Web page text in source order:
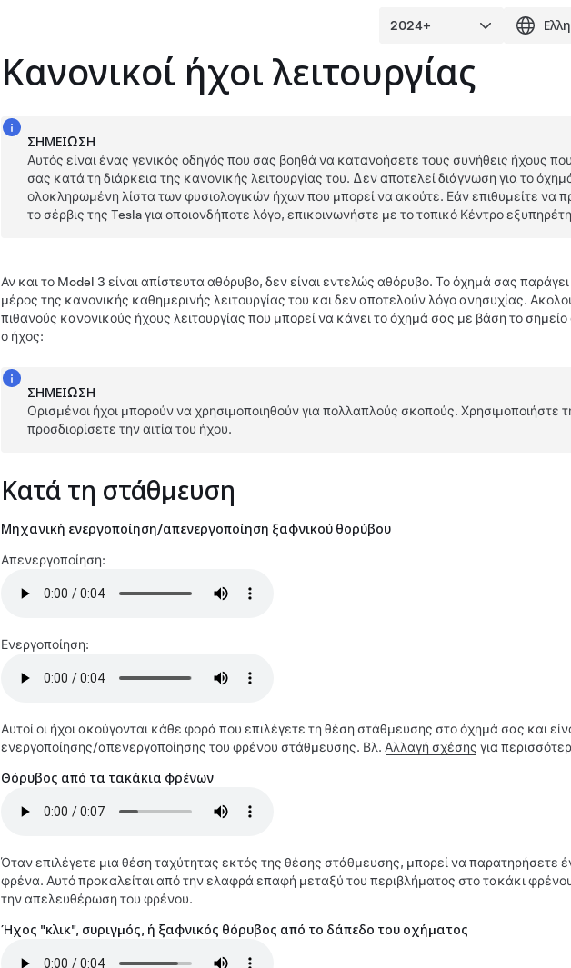
Κανονικοί ήχοι λειτουργίας
ΣΗΜΕΊΩΣΗ
Αυτός είναι ένας γενικός οδηγός που σας βοηθά να κατανοήσετε τους συνήθεις ήχους
σας κατά τη διάρκεια της κανονικής λειτουργίας του. Δεν αποτελεί διάγνωση για το
ολοκληρωμένη λίστα των φυσιολογικών ήχων που μπορεί να ακούτε. Εάν επιθυμείτε να
το σέρβις της Tesla για οποιονδήποτε λόγο, επικοινωνήστε με το τοπικό Κέντρο
Αν και το Model 3 είναι απίστευτα αθόρυβο, δεν είναι εντελώς αθόρυβο. Το όχημά σας
μέρος της κανονικής καθημερινής λειτουργίας του και δεν αποτελούν λόγο ανησυχίας.
πιθανούς κανονικούς ήχους λειτουργίας που μπορεί να κάνει το όχημά σας με βάση το σημείο
ο ήχος:
ΣΗΜΕΊΩΣΗ
Ορισμένοι ήχοι μπορούν να χρησιμοποιηθούν για πολλαπλούς σκοπούς. Χρησιμοποιήστε
προσδιορίσετε την αιτία του ήχου.
Κατά τη στάθμευση
Μηχανική ενεργοποίηση/απενεργοποίηση ξαφνικού θορύβου
Απενεργοποίηση:
Ενεργοποίηση:
Αυτοί οι ήχοι ακούγονται κάθε φορά που επιλέγετε τη θέση στάθμευσης στο όχημά σας και
ενεργοποίησης/απενεργοποίησης του φρένου στάθμευσης. Βλ. Αλλαγή σχέσης για
Θόρυβος από τα τακάκια φρένων
Όταν επιλέγετε μια θέση ταχύτητας εκτός της θέσης στάθμευσης, μπορεί να παρατηρήσετε
φρένα. Αυτό προκαλείται από την ελαφρά επαφή μεταξύ του περιβλήματος στο τακάκι
την απελευθέρωση του φρένου.
Ήχος "κλικ", συριγμός, ή ξαφνικός θόρυβος από το δάπεδο του οχήματος